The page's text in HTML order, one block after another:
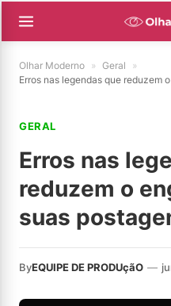
Olhar Moderno » Geral
»
Erros nas legendas que reduzem
GERAL
Erros nas
reduzem o
suas
ByEQUIPE DE PRODUçãO —